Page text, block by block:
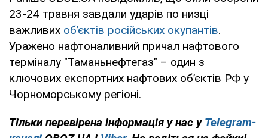
23-24 травня завдали ударів по низці
важливих об’єктів російських окупантів.
Уражено нафтоналивний причал нафтового
терміналу "Таманьнефтегаз" – один з
ключових експортних нафтових об’єктів РФ у
Чорноморському регіоні.
Тільки перевірена інформація у нас у Telegram-